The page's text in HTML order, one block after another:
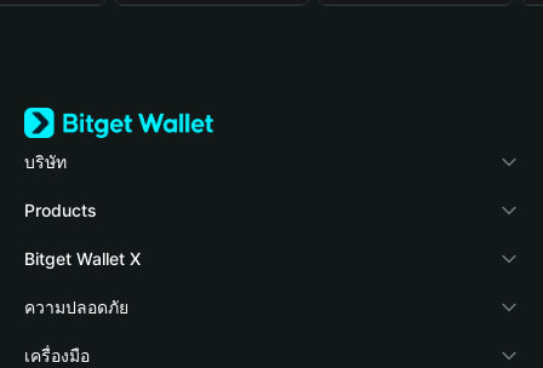
บริษัท
เกี่ยวกับ Bitget Wallet
Blog
Academy
ข่าวสารด้านคริปโต
Products
Crypto Card
Stablecoin Earn
Payfi Crypto
Bitget Wallet X
นักพัฒนา
เชื่อมต่อ Wallet
ความปลอดภัย
Protection Fund
เครื่องมือ